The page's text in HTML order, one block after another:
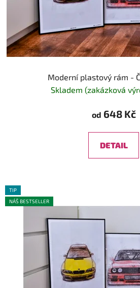
Moderní plastový rám -
Skladem (zakázková
od 648 Kč
DETAIL
TIP
NÁŠ BESTSELLER